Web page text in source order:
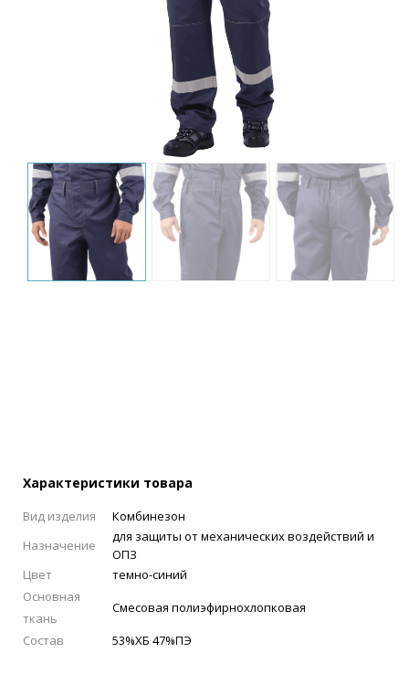
Характеристики товара
Вид изделия
Комбинезон
Назначение
для защиты от механических воздействий и
ОПЗ
Цвет
темно-синий
Основная
ткань
Смесовая полиэфирнохлопковая
Состав
53%ХБ 47%ПЭ